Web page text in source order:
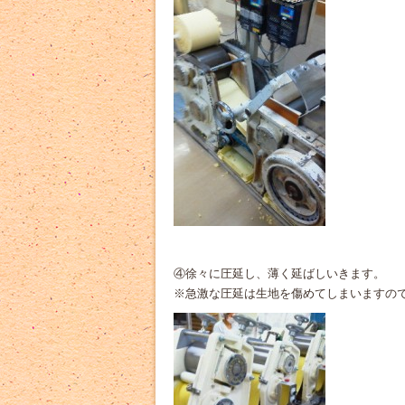
④徐々に圧延し、薄く延ばしいきます。
※急激な圧延は生地を傷めてしまいますの